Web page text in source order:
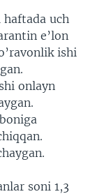
haftada uch
e’lon
ishi
onlayn
soni 1,3